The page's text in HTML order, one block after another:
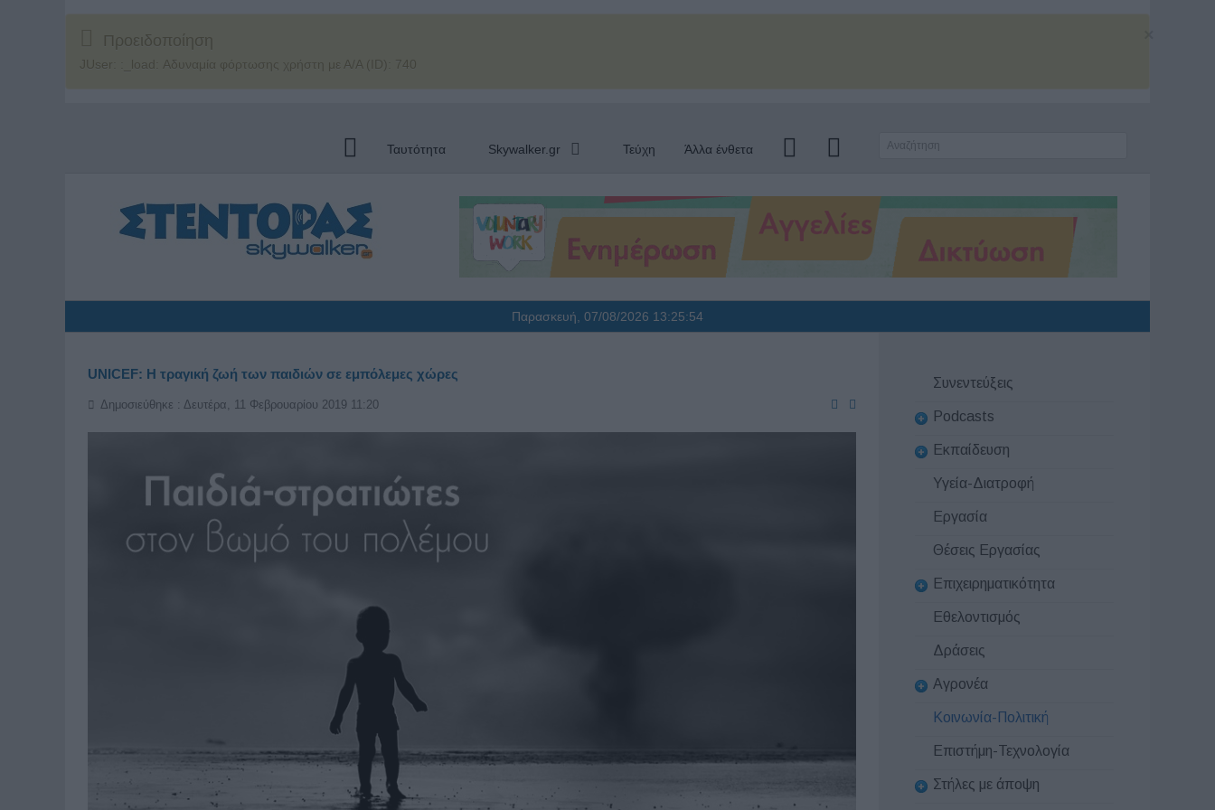
Προειδοποίηση
JUser: :_load: Αδυναμία φόρτωσης χρήστη με Α/Α (ID): 740
Ταυτότητα Skywalker.gr Τεύχη Άλλα ένθετα
Παρασκευή, 07/08/2026 13:25:54
UNICEF: Η τραγική ζωή των παιδιών σε εμπόλεμες χώρες
Δημοσιεύθηκε : Δευτέρα, 11 Φεβρουαρίου 2019 11:20
Συνεντεύξεις
Podcasts
Εκπαίδευση
Υγεία-Διατροφή
Εργασία
Θέσεις Εργασίας
Επιχειρηματικότητα
Εθελοντισμός
Δράσεις
Αγρονέα
Κοινωνία-Πολιτική
Επιστήμη-Τεχνολογία
Στήλες με άποψη